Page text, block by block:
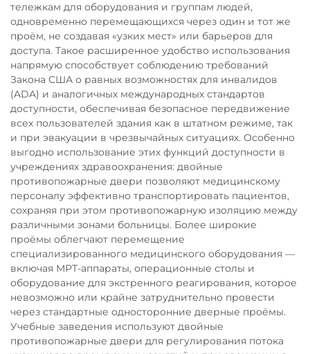
тележкам для оборудования и группам людей,
одновременно перемещающихся через один и тот же
проём, не создавая «узких мест» или барьеров для
доступа. Такое расширенное удобство использования
напрямую способствует соблюдению требований
Закона США о равных возможностях для инвалидов
(ADA) и аналогичных международных стандартов
доступности, обеспечивая безопасное передвижение
всех пользователей здания как в штатном режиме, так
и при эвакуации в чрезвычайных ситуациях. Особенно
выгодно использование этих функций доступности в
учреждениях здравоохранения: двойные
противопожарные двери позволяют медицинскому
персоналу эффективно транспортировать пациентов,
сохраняя при этом противопожарную изоляцию между
различными зонами больницы. Более широкие
проёмы облегчают перемещение
специализированного медицинского оборудования —
включая МРТ-аппараты, операционные столы и
оборудование для экстренного реагирования, которое
невозможно или крайне затруднительно провести
через стандартные односторонние дверные проёмы.
Учебные заведения используют двойные
противопожарные двери для регулирования потока